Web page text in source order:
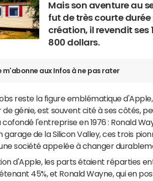
Mais son aventure au
fut de très courte durée
création, il revendit ses
800 dollars.
m'abonne aux Infos à ne pas rater
reste la figure emblématique
de génie, est souvent cité à ses côtés,
cofondé l'entreprise en 1976 : Ronald
garage de la Silicon Valley, ces trois
société appelée à changer
d'Apple, les parts étaient réparties
45%, et Ronald Wayne, qui en